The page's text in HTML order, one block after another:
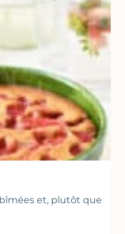
et, plutôt que